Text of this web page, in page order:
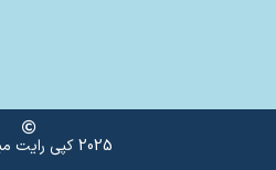
2025 کپی رایت مینتی مال